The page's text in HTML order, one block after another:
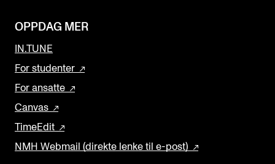
OPPDAG MER
IN.TUNE
For studenter
For ansatte
Canvas
TimeEdit
NMH Webmail (direkte lenke til e-post)